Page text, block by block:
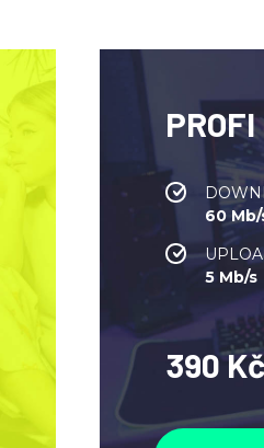
PROFI
60 Mb/
5 Mb/s
390 Kč